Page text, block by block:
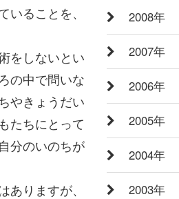
ることを、
をしないとい
の中で問いな
やきょうだい
たちにとって
分のいのちが
りますが、
2008年
2007年
2006年
2005年
2004年
2003年